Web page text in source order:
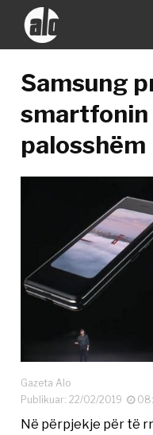
Samsung
smartfonin
palosshëm
Gazeta Alo
Publikuar: 22/02/2019
Në përpjekje për të